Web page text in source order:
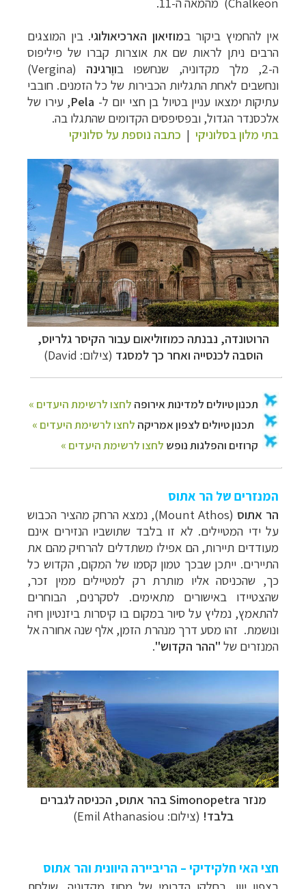
אין להחמיץ ביקור במוזיאון הארכיאולוגי. בין המוצגים
הרבים ניתן לראות שם את אוצרות קברו של פיליפוס
ה-2, מלך מקדוניה, שנחשפו ב
ווֶרגינה
(Vergina)
ונחשבים לאחת התגליות הכבירות של כל הזמנים. חובבי
עתיקות ימצאו עניין בטיול בן חצי יום ל- Pela, עירו של
אלכסנדר הגדול, ובפסיפסים הקדומים שהתגלו בה.
בתי מלון בסלוניקי | כתבה נוספת על סלוניקי
הרוטונדה, נבנתה כמוזוליאום עבור הקיסר גלריוס,
הוסבה לכנסייה ואחר כך למסגד (צילום: David
)
המנזרים של הר אתוס
הר אתוס
(Mount Athos), נמצא הרחק מהציר הכבוש
על ידי המטיילים. לא זו בלבד שתושביו הנזירים אינם
מעודדים תיירות, הם אפילו משתדלים להרחיק מהם את
התיירים. ייתכן שבכך טמון קסמו של המקום, הקדוש כל
כך, שהכניסה אליו מותרת רק למטיילים ממין זכר,
שהצטיידו באישורים מתאימים. לסקרנים, הבוחרים
להתאמץ, נמליץ על סיור במקום בו קיסרות ביזנטיון חיה
ונושמת. זהו מסע דרך מנהרת הזמן, אלף שנה אחורה אל
המנזרים של "ההר הקדוש".
מנזר Simonopetra בהר אתוס , הכניסה לגברים
בלבד! (צילום: Emil Athanasiou
)
חצי האי חלקידיקי – הריביירה היוונית והר אתוס